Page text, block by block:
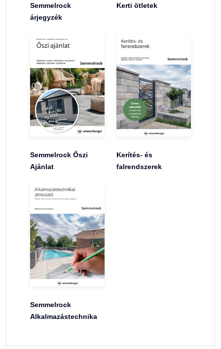
Semmelrock
árjegyzék
Kerti ötletek
Semmelrock Őszi
Ajánlat
Kerítés- és
falrendszerek
Semmelrock
Alkalmazástechnika